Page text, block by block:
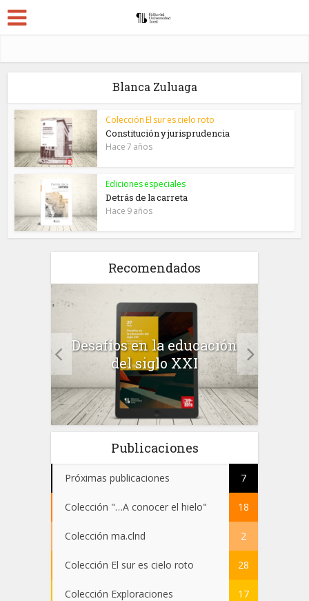
Blanca Zuluaga
Colección El sur es cielo roto
Constitución y jurisprudencia
Hace 7 años
Ediciones especiales
Detrás de la carreta
Hace 9 años
Recomendados
Desafíos en la educación
del siglo XXI
Publicaciones
Próximas publicaciones 7
Colección "…A conocer el hielo" 18
Colección ma.clnd 2
Colección El sur es cielo roto 28
Colección Exploraciones 17